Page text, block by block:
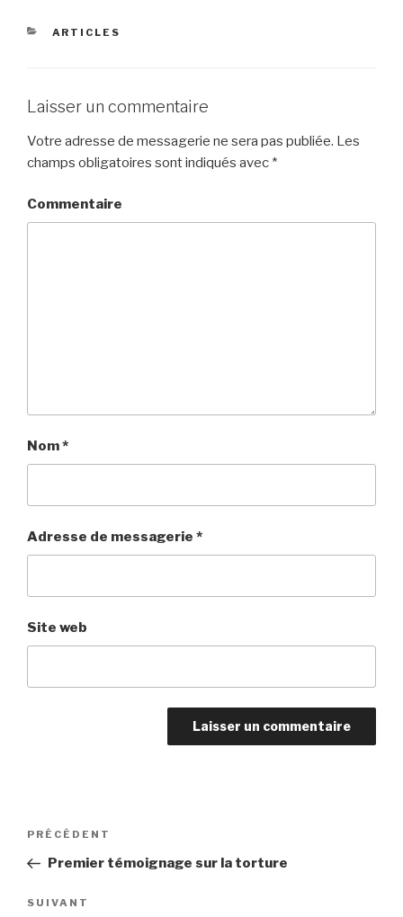
CATÉGORIES
ARTICLES
Laisser un commentaire
Votre adresse de messagerie ne sera pas publiée. Les
champs obligatoires sont indiqués avec *
Commentaire
Nom*
Adresse de messagerie *
Site web
Navigation
l’article
Article
précédent
PRÉCÉDENT
Premier témoignage sur la torture
Article
SUIVANT